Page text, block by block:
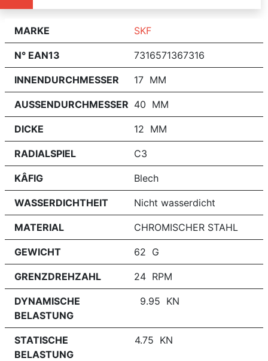
MARKE SKF
N° EAN13 7316571367316
INNENDURCHMESSER 17 MM
AUSSENDURCHMESSER 40 MM
DICKE 12 MM
RADIALSPIEL C3
KÂFIG Blech
WASSERDICHTHEIT Nicht wasserdicht
MATERIAL CHROMISCHER STAHL
GEWICHT 62 G
GRENZDREHZAHL 24 RPM
DYNAMISCHE
BELASTUNG
9.95 KN
STATISCHE
BELASTUNG
4.75 KN